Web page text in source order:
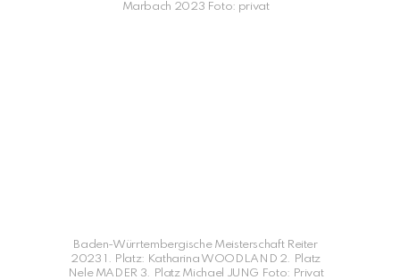
Marbach 2023 Foto: privat
Baden-Würrtembergische Meisterschaft Reiter
2023 1. Platz: Katharina WOODLAND 2. Platz
Nele MADER 3. Platz Michael JUNG Foto: Privat